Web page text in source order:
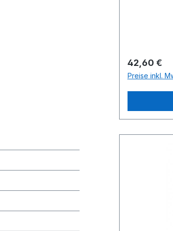
Regulärer
42,60 €
Preise inkl.